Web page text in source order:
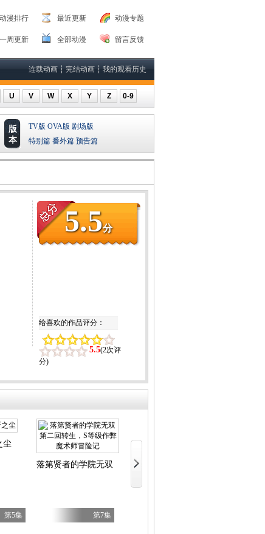
动漫排行 最近更新 动漫专题
一周更新 全部动漫 留言反馈
连载动画 ┆ 完结动画 ┆ 我的观看历史
U V W X Y Z 0-9
版
本
TV版 OVA版 剧场版
特别篇 番外篇 预告篇
5.5分
给喜欢的作品评分：
5.5(2次评
分)
尘
第5集
落第贤者的学院无双第二回转生，S等级作弊魔术师冒险记
第7集
LV999的村民